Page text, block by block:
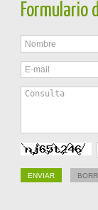
Formulario